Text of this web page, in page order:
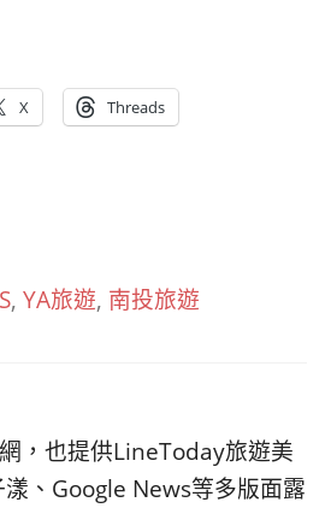
X Threads
, YA旅遊, 南投旅遊
，也提供LineToday旅遊美
、Google News等多版面露